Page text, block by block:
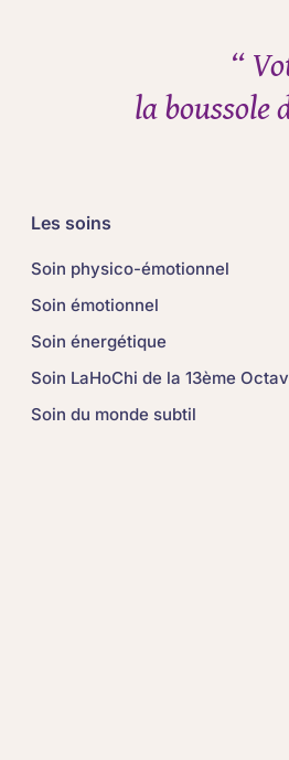
“
la boussole
Les soins
Soin physico-émotionnel
Soin émotionnel
Soin énergétique
Soin LaHoChi de la 13ème
Soin du monde subtil